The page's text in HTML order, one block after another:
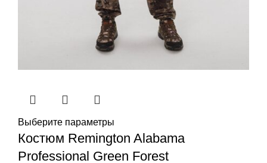
Выберите параметры
Костюм Remington Alabama
Professional Green Forest